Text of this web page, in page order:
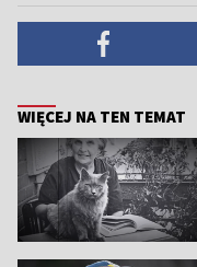
WIĘCEJ NA TEN TEMAT